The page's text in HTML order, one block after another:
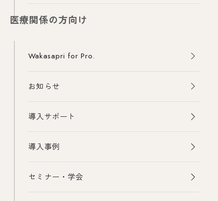
医療関係の方向け
Wakasapri for Pro.
お知らせ
導入サポート
導入事例
セミナー・学会